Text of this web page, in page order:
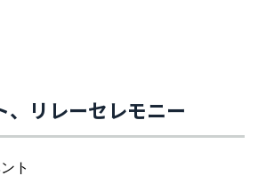
、リレーセレモニー
ト